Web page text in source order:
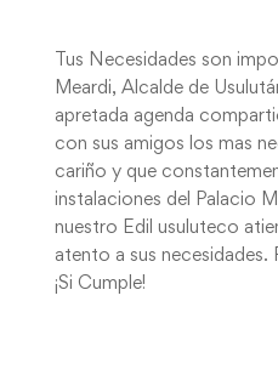
Tus Necesidades son
Meardi, Alcalde de
apretada agenda
con sus amigos los mas
cariño y que
instalaciones del Palacio
nuestro Edil usuluteco
atento a sus necesidades.
¡Si Cumple!